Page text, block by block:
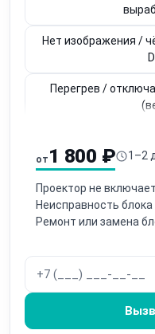
Нет изображения /
Перегрев /
Цветные пятна /
Шумит / гремит
от 1 800 ₽ 1–2
Проектор не
Неисправность блока
Ремонт или замена